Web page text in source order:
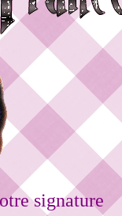
signature